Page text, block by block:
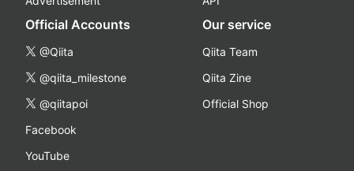
Official Accounts
@Qiita
@qiita_milestone
@qiitapoi
Facebook
YouTube
Our service
Qiita Team
Qiita Zine
Official Shop